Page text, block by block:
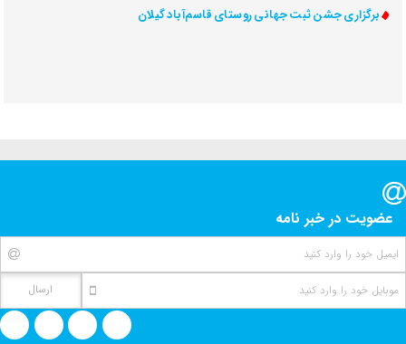
برگزاری جشن ثبت جهانی روستای قاسم‌آباد گیلان
عضویت در خبر نامه